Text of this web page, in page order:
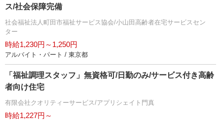
ス/社会保障完備
社会福祉法人町田市福祉サービス協会/小山田高齢者在宅サービスセン
ター
時給1,230円～1,250円
アルバイト・パート / 東京都
「福祉調理スタッフ」無資格可/日勤のみ/サービス付き高齢
者向け住宅
有限会社クオリティーサービス/アプリシェイト門真
時給1,227円～